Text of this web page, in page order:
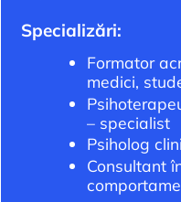
Specializări:
Formator
medici,
– specialist
Psiholog
Consultant